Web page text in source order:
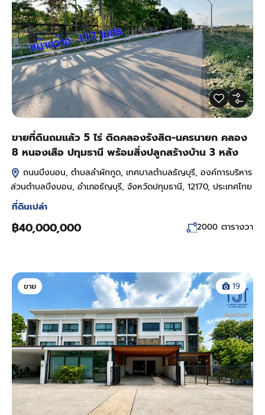
ขายที่ดินถมแล้ว 5 ไร่ ติดคลองรังสิต-นครนายก คลอง
8 หนองเสือ ปทุมธานี พร้อมสิ่งปลูกสร้างบ้าน 3 หลัง
ถนนบึงบอน, ตำบลลำผักกูด, เทศบาลตำบลธัญบุรี, องค์การบริหาร
ส่วนตำบลบึงบอน, อำเภอธัญบุรี, จังหวัดปทุมธานี, 12170, ประเทศไทย
ที่ดินเปล่า
฿40,000,000 2000 ตารางวา
ขาย 19